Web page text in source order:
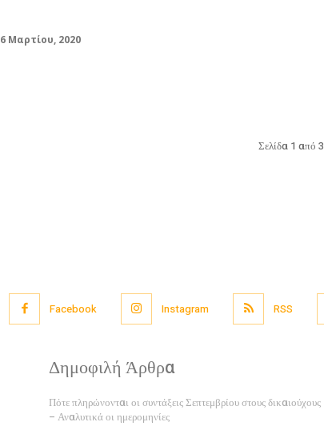
6 Μαρτίου, 2020
Σελίδα 1 από 3
Facebook Instagram RSS
Δημοφιλή Άρθρα
Πότε πληρώνονται οι συντάξεις Σεπτεμβρίου στους δικαιούχους
– Αναλυτικά οι ημερομηνίες